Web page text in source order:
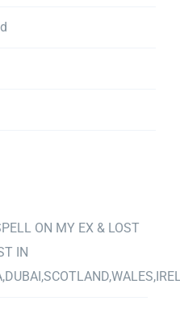
ON MY EX & LOST
IN